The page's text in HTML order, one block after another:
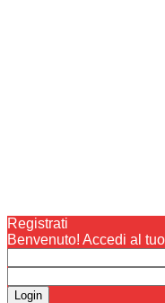
Registrati
Benvenuto! Accedi al